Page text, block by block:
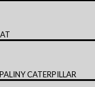
CATERPILLAR